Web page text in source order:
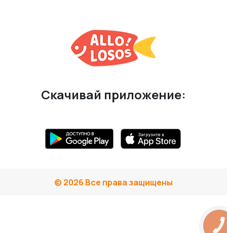
Скачивай приложение:
© 2026 Все права защищены